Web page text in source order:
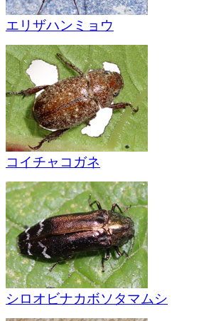
エリザハンミョウ
コイチャコガネ
シロオビナカボソタマムシ